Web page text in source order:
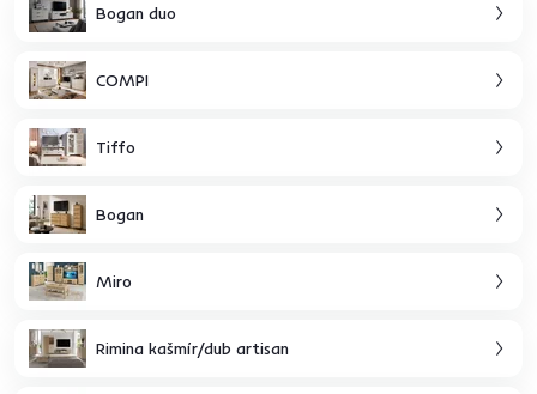
Bogan duo
COMPI
Tiffo
Bogan
Miro
Rimina kašmír/dub artisan